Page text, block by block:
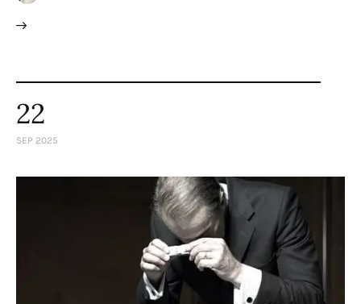
22
SEP 2025